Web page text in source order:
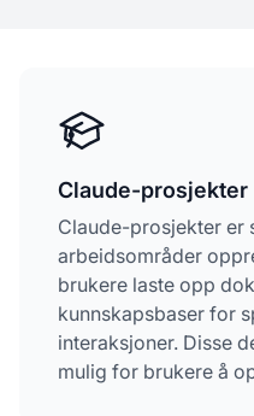
Claude-prosjekter
Claude-prosjekter er
arbeidsområder
brukere laste opp
kunnskapsbaser for
interaksjoner. Disse
mulig for brukere å